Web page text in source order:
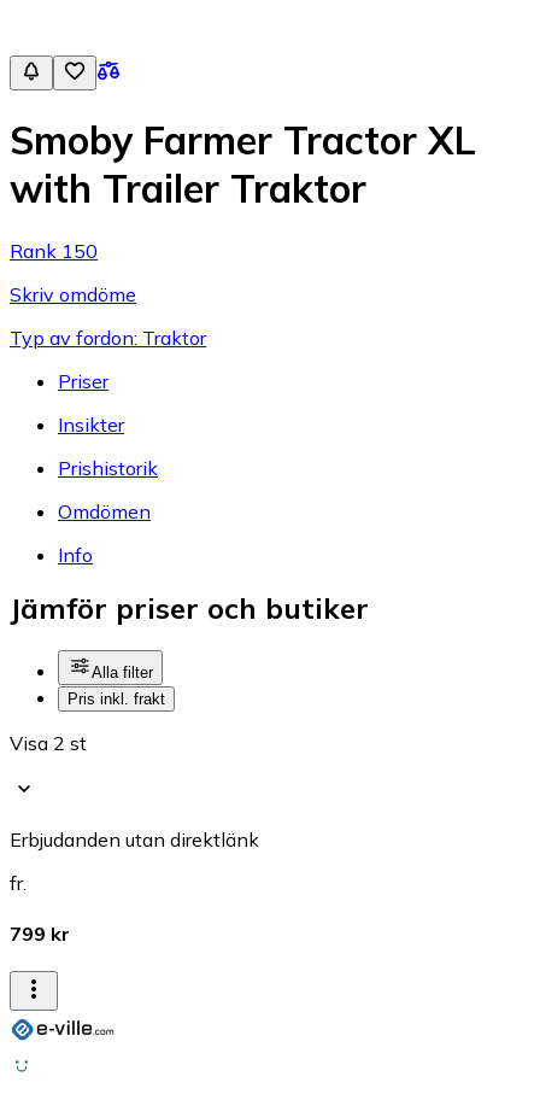
Smoby Farmer Tractor XL
with Trailer Traktor
Rank 150
Skriv omdöme
Typ av fordon: Traktor
Priser
Insikter
Prishistorik
Omdömen
Info
Jämför priser och butiker
Alla filter
Pris inkl. frakt
Visa 2 st
Erbjudanden utan direktlänk
fr.
799 kr